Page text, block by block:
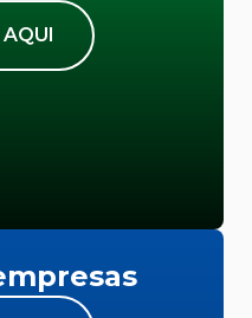
AQUI